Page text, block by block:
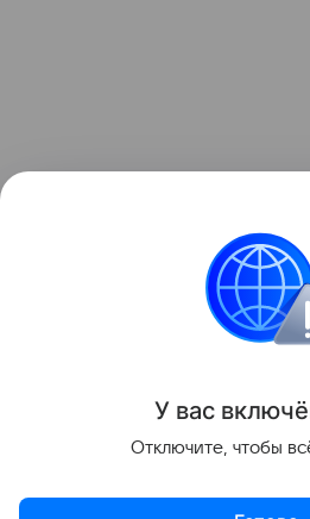
материале
У вас включ
Отключите, чтобы